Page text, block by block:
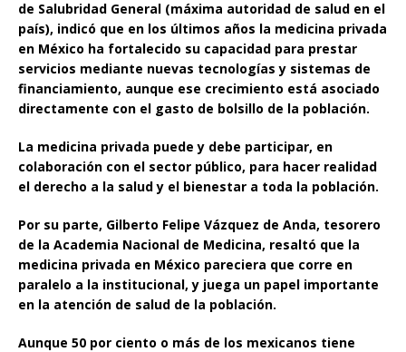
de Salubridad General (máxima autoridad de salud en el
país), indicó que en los últimos años la medicina privada
en México ha fortalecido su capacidad para prestar
servicios mediante nuevas tecnologías y sistemas de
financiamiento, aunque ese crecimiento está asociado
directamente con el gasto de bolsillo de la población.
La medicina privada puede y debe participar, en
colaboración con el sector público, para hacer realidad
el derecho a la salud y el bienestar a toda la población.
Por su parte, Gilberto Felipe Vázquez de Anda, tesorero
de la Academia Nacional de Medicina, resaltó que la
medicina privada en México pareciera que corre en
paralelo a la institucional, y juega un papel importante
en la atención de salud de la población.
Aunque 50 por ciento o más de los mexicanos tiene